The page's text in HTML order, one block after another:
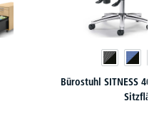
Bürostuhl SITNESS 40